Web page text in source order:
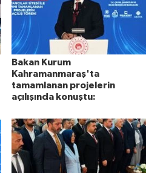
Bakan Kurum
Kahramanmaraş'ta
tamamlanan projelerin
açılışında konuştu: